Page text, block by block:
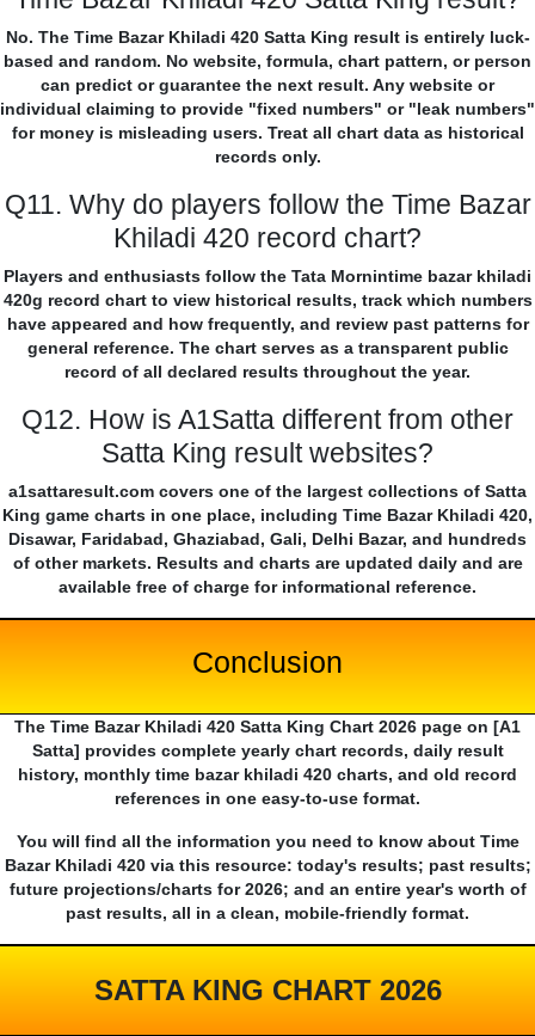
No. The Time Bazar Khiladi 420 Satta King result is entirely luck-
based and random. No website, formula, chart pattern, or person
can predict or guarantee the next result. Any website or
individual claiming to provide "fixed numbers" or "leak numbers"
for money is misleading users. Treat all chart data as historical
records only.
Q11. Why do players follow the Time Bazar
Khiladi 420 record chart?
Players and enthusiasts follow the Tata Mornintime bazar khiladi
420g record chart to view historical results, track which numbers
have appeared and how frequently, and review past patterns for
general reference. The chart serves as a transparent public
record of all declared results throughout the year.
Q12. How is A1Satta different from other
Satta King result websites?
a1sattaresult.com covers one of the largest collections of Satta
King game charts in one place, including Time Bazar Khiladi 420,
Disawar, Faridabad, Ghaziabad, Gali, Delhi Bazar, and hundreds
of other markets. Results and charts are updated daily and are
available free of charge for informational reference.
Conclusion
The Time Bazar Khiladi 420 Satta King Chart 2026 page on [A1
Satta] provides complete yearly chart records, daily result
history, monthly time bazar khiladi 420 charts, and old record
references in one easy-to-use format.
You will find all the information you need to know about Time
Bazar Khiladi 420 via this resource: today's results; past results;
future projections/charts for 2026; and an entire year's worth of
past results, all in a clean, mobile-friendly format.
SATTA KING CHART 2026